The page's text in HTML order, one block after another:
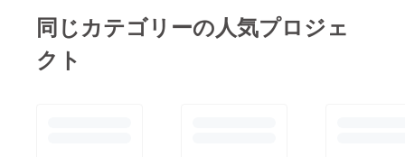
北大生協がどのように
動いたかという内容で
同じカテゴリーの人気プロジェ
クト